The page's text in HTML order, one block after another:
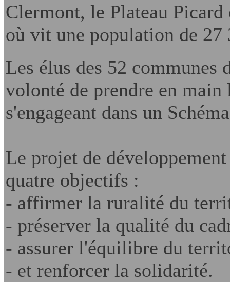
Clermont, le Plateau
où vit une population de 27
Les élus des 52 communes
volonté de prendre en
s'engageant dans un
Le projet de
quatre objectifs :
- affirmer la ruralité du
- préserver la qualité du
- assurer l'équilibre du
- et renforcer la solidarité.